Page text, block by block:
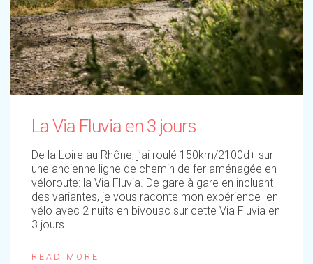
La Via Fluvia en 3 jours
De la Loire au Rhône, j’ai roulé 150km/2100d+ sur
une ancienne ligne de chemin de fer aménagée en
véloroute: la Via Fluvia. De gare à gare en incluant
des variantes, je vous raconte mon expérience en
vélo avec 2 nuits en bivouac sur cette Via Fluvia en
3 jours.
READ MORE